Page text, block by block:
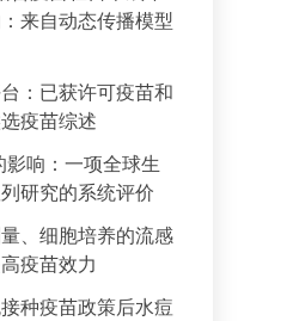
来自动态传播模型
：已获许可疫苗和
疫苗综述
响：一项全球生
研究的系统评价
、细胞培养的流感
疫苗效力
种疫苗政策后水痘